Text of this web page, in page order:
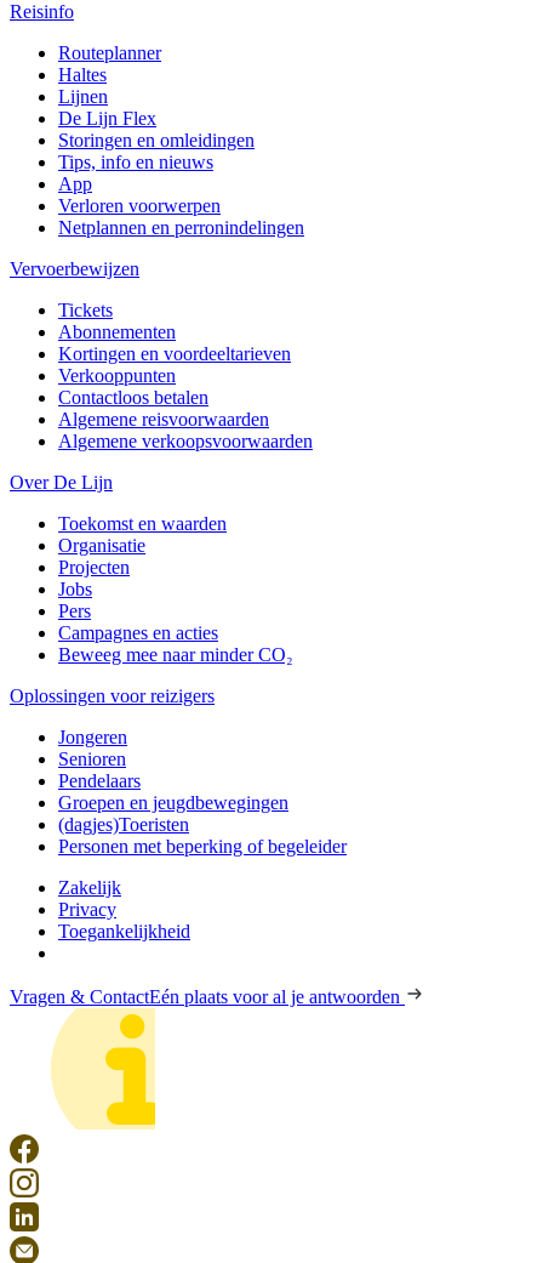
Reisinfo
Routeplanner
Haltes
Lijnen
De Lijn Flex
Storingen en omleidingen
Tips, info en nieuws
App
Verloren voorwerpen
Netplannen en perronindelingen
Vervoerbewijzen
Tickets
Abonnementen
Kortingen en voordeeltarieven
Verkooppunten
Contactloos betalen
Algemene reisvoorwaarden
Algemene verkoopsvoorwaarden
Over De Lijn
Toekomst en waarden
Organisatie
Projecten
Jobs
Pers
Campagnes en acties
Beweeg mee naar minder CO₂
Oplossingen voor reizigers
Jongeren
Senioren
Pendelaars
Groepen en jeugdbewegingen
(dagjes)Toeristen
Personen met beperking of begeleider
Zakelijk
Privacy
Toegankelijkheid
Vragen & ContactEén plaats voor al je antwoorden